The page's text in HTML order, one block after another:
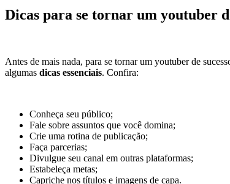
Dicas para se tornar um youtuber
Antes de mais nada, para se tornar um youtuber de
algumas dicas essenciais. Confira:
Conheça seu público;
Fale sobre assuntos que você domina;
Crie uma rotina de publicação;
Faça parcerias;
Divulgue seu canal em outras plataformas;
Estabeleça metas;
Capriche nos títulos e imagens de capa.